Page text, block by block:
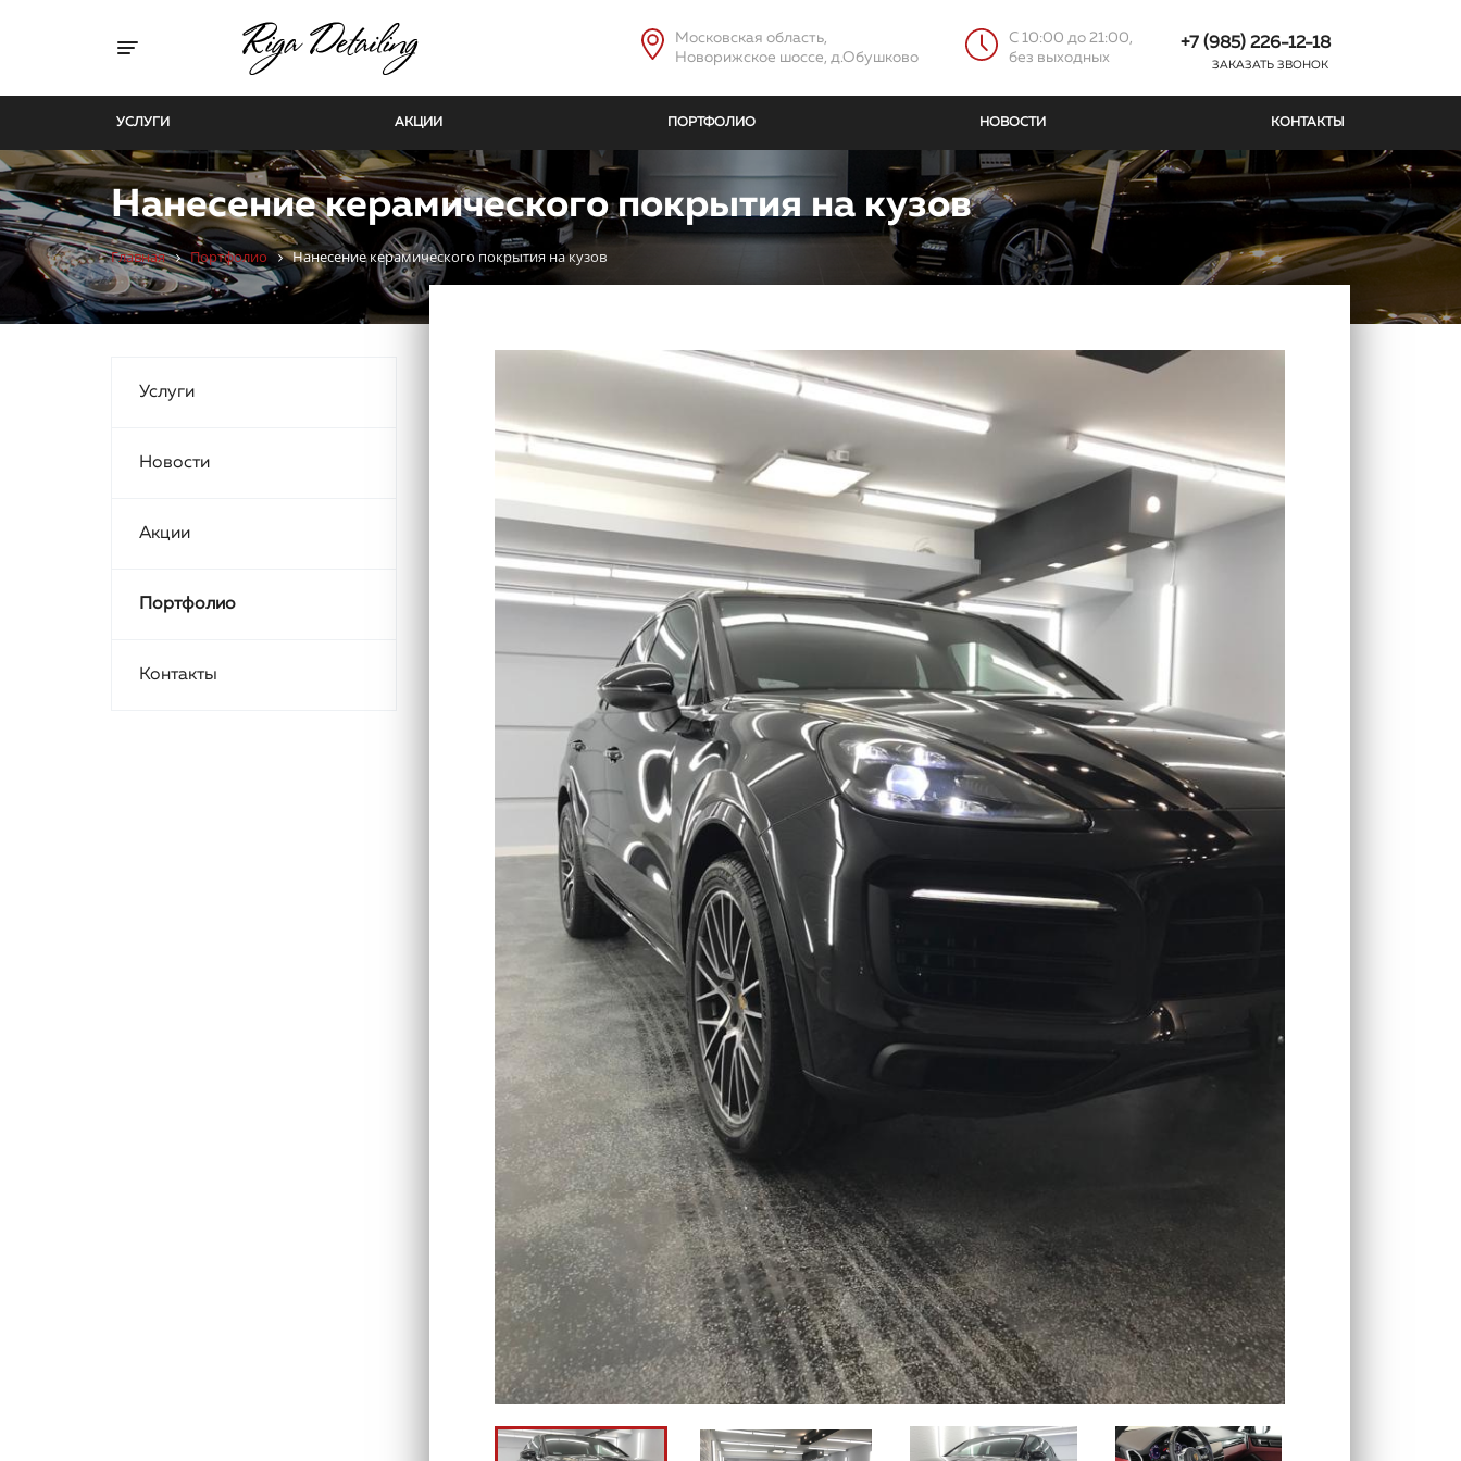
Toggle navigation
Московская область,
Новорижское шоссе, д.Обушково
C 10:00 до 21:00,
без выходных
+7 (985) 226-12-18
ЗАКАЗАТЬ ЗВОНОК
УСЛУГИ АКЦИИ ПОРТФОЛИО НОВОСТИ КОНТАКТЫ
Нанесение керамического покрытия на кузов
Главная Портфолио Нанесение керамического покрытия на кузов
Услуги
Новости
Акции
Портфолио
Контакты